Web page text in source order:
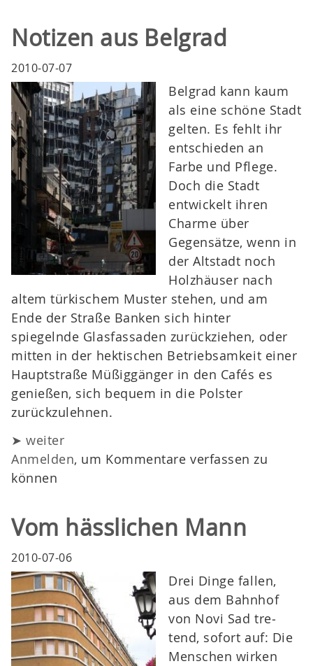
Notizen aus Belgrad
2010-07-07
Belgrad kann kaum
als eine schöne Stadt
gelten. Es fehlt ihr
entschieden an
Farbe und Pflege.
Doch die Stadt
entwickelt ihren
Charme über
Gegensätze, wenn in
der Altstadt noch
Holzhäuser nach
altem türkischem Muster stehen, und am
Ende der Straße Banken sich hinter
spiegelnde Glasfassaden zurückziehen, oder
mitten in der hektischen Betriebsamkeit einer
Hauptstraße Müßiggänger in den Cafés es
genießen, sich bequem in die Polster
zurückzulehnen.
➤ weiter
Anmelden, um Kommentare verfassen zu
können
Vom hässlichen Mann
2010-07-06
Drei Dinge fallen,
aus dem Bahn­hof
von Novi Sad tre­
tend, sofort auf: Die
Men­schen wirken